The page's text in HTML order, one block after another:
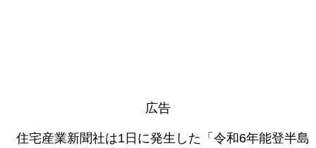
広告
住宅産業新聞社は1日に発生した「令和6年能登半島